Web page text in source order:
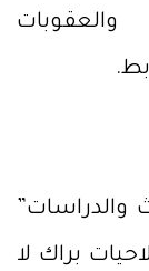
والعقوبات
والدراسات”
براك لا